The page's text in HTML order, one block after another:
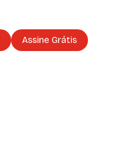
Assine Grátis